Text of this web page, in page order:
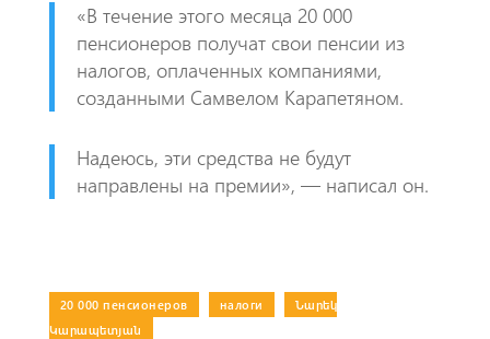
​«В течение этого месяца 20 000
пенсионеров получат свои пенсии из
налогов, оплаченных компаниями,
созданными Самвелом Карапетяном.
Надеюсь, эти средства не будут
направлены на премии», — написал он.
20 000 пенсионеров налоги
Նարեկ
Կարապետյան